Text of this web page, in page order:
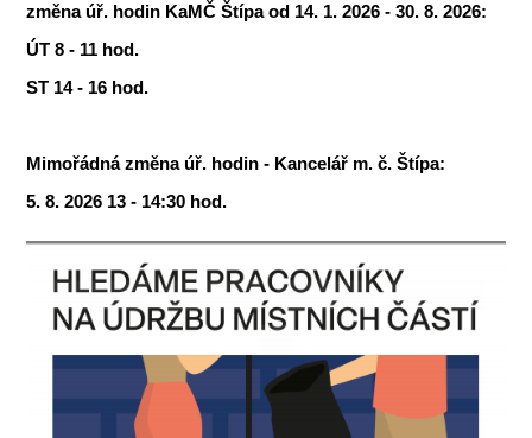
změna úř. hodin KaMČ Štípa od 14. 1. 2026 - 30. 8. 2026:
ÚT 8 - 11 hod.
ST 14 - 16 hod.
Mimořádná změna úř. hodin - Kancelář m. č. Štípa:
5. 8. 2026 13 - 14:30 hod.